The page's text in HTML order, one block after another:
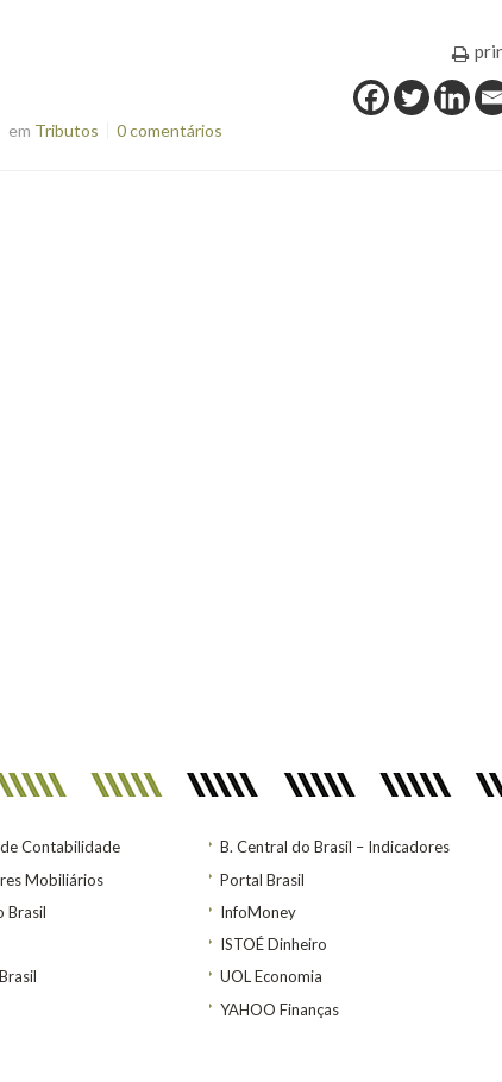
em Tributos 0 comentários
Contabilidade
Mobiliários
Brasil
B. Central do Brasil – Indicadores
Portal Brasil
InfoMoney
ISTOÉ Dinheiro
UOL Economia
YAHOO Finanças